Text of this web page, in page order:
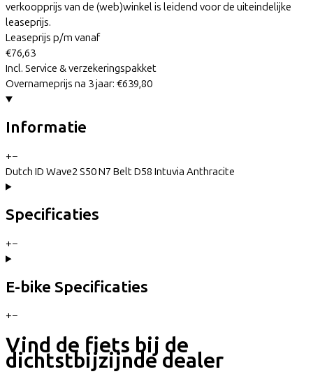
verkoopprijs van de (web)winkel is leidend voor de uiteindelijke
leaseprijs.
Leaseprijs p/m vanaf
€76,63
Incl. Service & verzekeringspakket
Overnameprijs na 3 jaar: €639,80
Informatie
+−
Dutch ID Wave2 S50 N7 Belt D58 Intuvia Anthracite
Specificaties
+−
E-bike Specificaties
+−
Vind de fiets bij de
dichtstbijzijnde dealer